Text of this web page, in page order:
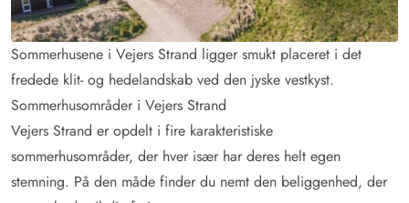
Sommerhusene i Vejers Strand ligger smukt placeret i det
fredede klit- og hedelandskab ved den jyske vestkyst.
Sommerhusområder i Vejers Strand
Vejers Strand er opdelt i fire karakteristiske
sommerhusområder, der hver især har deres helt egen
stemning. På den måde finder du nemt den beliggenhed, der